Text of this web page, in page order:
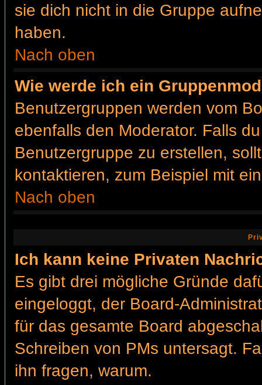
sie dich nicht in die Gruppe
haben.
Nach oben
Wie werde ich ein
Benutzergruppen werden vom
ebenfalls den Moderator. Falls
Benutzergruppe zu erstellen,
kontaktieren, zum Beispiel mit
Nach oben
Ich kann keine Privaten
Es gibt drei mögliche Gründe
eingeloggt, der Board-
für das gesamte Board
Schreiben von PMs untersagt.
ihn fragen, warum.